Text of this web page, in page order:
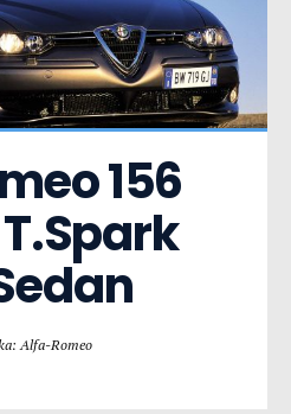
156
T.Spark
Alfa-Romeo